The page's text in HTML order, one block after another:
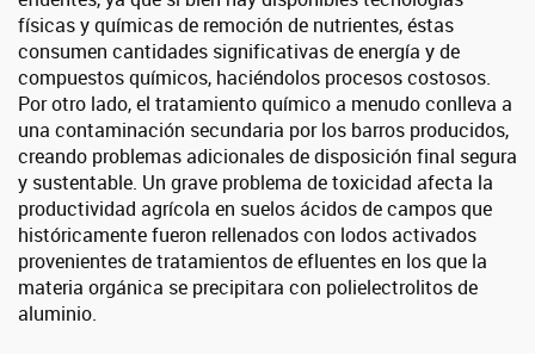
físicas y químicas de remoción de nutrientes, éstas
consumen cantidades significativas de energía y de
compuestos químicos, haciéndolos procesos costosos.
Por otro lado, el tratamiento químico a menudo conlleva a
una contaminación secundaria por los barros producidos,
creando problemas adicionales de disposición final segura
y sustentable. Un grave problema de toxicidad afecta la
productividad agrícola en suelos ácidos de campos que
históricamente fueron rellenados con lodos activados
provenientes de tratamientos de efluentes en los que la
materia orgánica se precipitara con polielectrolitos de
aluminio.